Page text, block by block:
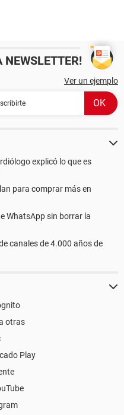
NEWSLETTER!
Ver un ejemplo
explicó lo que es
para comprar más en
WhatsApp sin borrar la
canales de 4.000 años de
otras
Play